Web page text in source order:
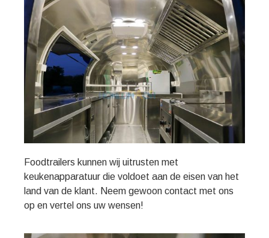
Foodtrailers kunnen wij uitrusten met
keukenapparatuur die voldoet aan de eisen van het
land van de klant. Neem gewoon contact met ons
op en vertel ons uw wensen!